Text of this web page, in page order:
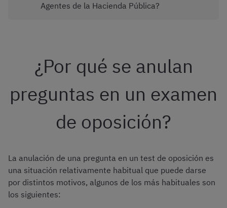
Agentes de la Hacienda Pública?
¿Por qué se anulan
preguntas en un examen
de oposición?
La anulación de una pregunta en un test de oposición es
una situación relativamente habitual que puede darse
por distintos motivos, algunos de los más habituales son
los siguientes: